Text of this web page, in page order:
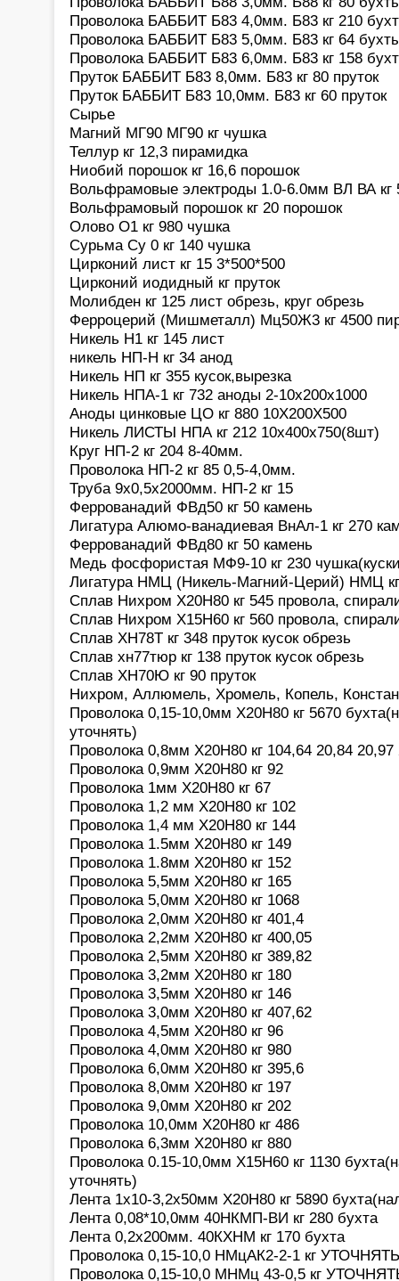
Проволока БАББИТ Б83 4,0мм. Б83 кг 210
Проволока БАББИТ Б83 5,0мм. Б83 кг 64
Проволока БАББИТ Б83 6,0мм. Б83 кг 158
Пруток БАББИТ Б83 8,0мм. Б83 кг 80 пруток
Пруток БАББИТ Б83 10,0мм. Б83 кг 60 пруток
Сырье
Магний МГ90 МГ90 кг чушка
Теллур кг 12,3 пирамидка
Ниобий порошок кг 16,6 порошок
Вольфрамовые электроды 1.0-6.0мм ВЛ ВА кг
Вольфрамовый порошок кг 20 порошок
Олово О1 кг 980 чушка
Сурьма Су 0 кг 140 чушка
Цирконий лист кг 15 3*500*500
Цирконий иодидный кг пруток
Молибден кг 125 лист обрезь, круг обрезь
Ферроцерий (Мишметалл) Мц50Ж3 кг 4500
Никель Н1 кг 145 лист
никель НП-Н кг 34 анод
Никель НП кг 355 кусок,вырезка
Никель НПА-1 кг 732 аноды 2-10х200х1000
Аноды цинковые ЦО кг 880 10Х200Х500
Никель ЛИСТЫ НПА кг 212 10х400х750(8шт)
Круг НП-2 кг 204 8-40мм.
Проволока НП-2 кг 85 0,5-4,0мм.
Труба 9х0,5х2000мм. НП-2 кг 15
Феррованадий ФВд50 кг 50 камень
Лигатура Алюмо-ванадиевая ВнАл-1 кг 270
Феррованадий ФВд80 кг 50 камень
Медь фосфористая МФ9-10 кг 230
Лигатура НМЦ (Никель-Магний-Церий) НМЦ кг
Сплав Нихром Х20Н80 кг 545 провола,
Сплав Нихром Х15Н60 кг 560 провола,
Сплав ХН78Т кг 348 пруток кусок обрезь
Сплав хн77тюр кг 138 пруток кусок обрезь
Сплав ХН70Ю кг 90 пруток
Нихром, Аллюмель, Хромель, Копель,
Проволока 0,15-10,0мм Х20Н80 кг 5670
уточнять)
Проволока 0,8мм Х20Н80 кг 104,64 20,84 20,97
Проволока 0,9мм Х20Н80 кг 92
Проволока 1мм Х20Н80 кг 67
Проволока 1,2 мм Х20Н80 кг 102
Проволока 1,4 мм Х20Н80 кг 144
Проволока 1.5мм Х20Н80 кг 149
Проволока 1.8мм Х20Н80 кг 152
Проволока 5,5мм Х20Н80 кг 165
Проволока 5,0мм Х20Н80 кг 1068
Проволока 2,0мм Х20Н80 кг 401,4
Проволока 2,2мм Х20Н80 кг 400,05
Проволока 2,5мм Х20Н80 кг 389,82
Проволока 3,2мм Х20Н80 кг 180
Проволока 3,5мм Х20Н80 кг 146
Проволока 3,0мм Х20Н80 кг 407,62
Проволока 4,5мм Х20Н80 кг 96
Проволока 4,0мм Х20Н80 кг 980
Проволока 6,0мм Х20Н80 кг 395,6
Проволока 8,0мм Х20Н80 кг 197
Проволока 9,0мм Х20Н80 кг 202
Проволока 10,0мм Х20Н80 кг 486
Проволока 6,3мм Х20Н80 кг 880
Проволока 0.15-10,0мм Х15Н60 кг 1130
уточнять)
Лента 1х10-3,2х50мм Х20Н80 кг 5890
Лента 0,08*10,0мм 40НКМП-ВИ кг 280 бухта
Лента 0,2х200мм. 40КХНМ кг 170 бухта
Проволока 0,15-10,0 НМцАК2-2-1 кг
Проволока 0,15-10,0 МНМц 43-0,5 кг